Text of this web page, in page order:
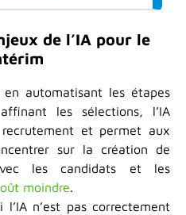
de l’IA pour le
automatisant les étapes
les sélections, l’IA
et permet aux
sur la création de
les candidats et les
moindre.
l’IA n’est pas correctement